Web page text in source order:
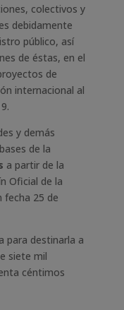
colectivos y
debidamente
público, así
de éstas, en el
de
internacional al
y demás
de la
a partir de la
Oficial de la
fecha 25 de
para destinarla a
siete mil
céntimos